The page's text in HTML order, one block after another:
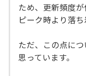
ため、更新頻度
ピーク時より落ち
ただ、この点に
思っています。